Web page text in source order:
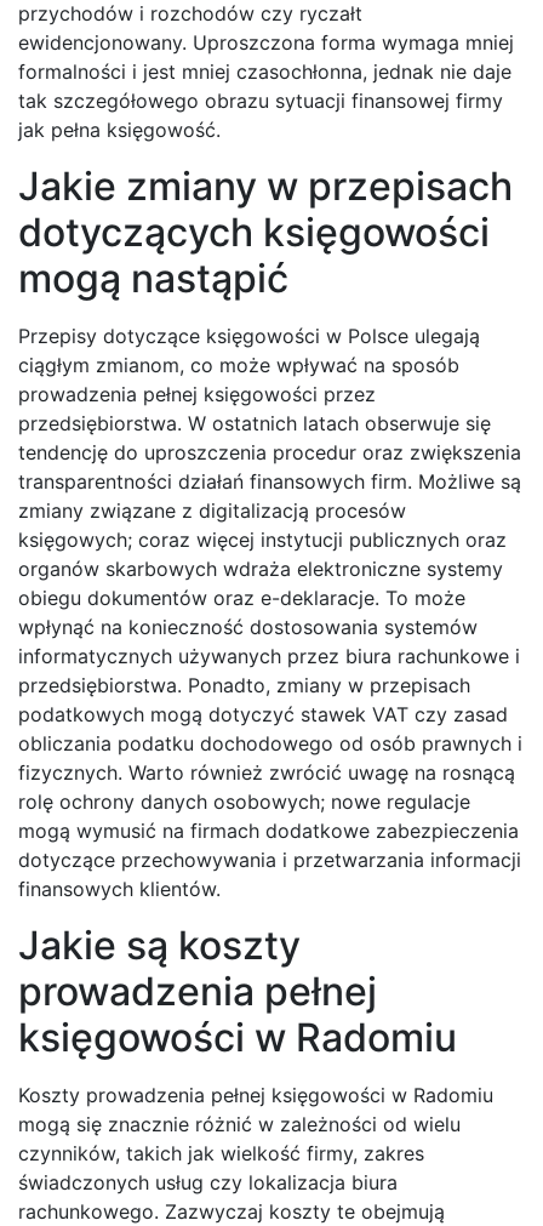
przychodów i rozchodów czy ryczałt
ewidencjonowany. Uproszczona forma wymaga mniej
formalności i jest mniej czasochłonna, jednak nie daje
tak szczegółowego obrazu sytuacji finansowej firmy
jak pełna księgowość.
Jakie zmiany w przepisach
dotyczących księgowości
mogą nastąpić
Przepisy dotyczące księgowości w Polsce ulegają
ciągłym zmianom, co może wpływać na sposób
prowadzenia pełnej księgowości przez
przedsiębiorstwa. W ostatnich latach obserwuje się
tendencję do uproszczenia procedur oraz zwiększenia
transparentności działań finansowych firm. Możliwe są
zmiany związane z digitalizacją procesów
księgowych; coraz więcej instytucji publicznych oraz
organów skarbowych wdraża elektroniczne systemy
obiegu dokumentów oraz e-deklaracje. To może
wpłynąć na konieczność dostosowania systemów
informatycznych używanych przez biura rachunkowe i
przedsiębiorstwa. Ponadto, zmiany w przepisach
podatkowych mogą dotyczyć stawek VAT czy zasad
obliczania podatku dochodowego od osób prawnych i
fizycznych. Warto również zwrócić uwagę na rosnącą
rolę ochrony danych osobowych; nowe regulacje
mogą wymusić na firmach dodatkowe zabezpieczenia
dotyczące przechowywania i przetwarzania informacji
finansowych klientów.
Jakie są koszty
prowadzenia pełnej
księgowości w Radomiu
Koszty prowadzenia pełnej księgowości w Radomiu
mogą się znacznie różnić w zależności od wielu
czynników, takich jak wielkość firmy, zakres
świadczonych usług czy lokalizacja biura
rachunkowego. Zazwyczaj koszty te obejmują